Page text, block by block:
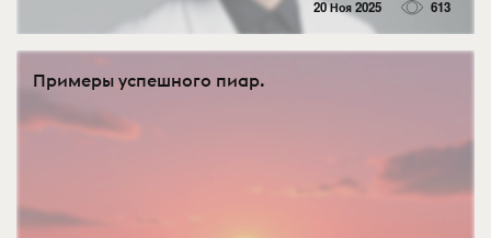
20 Ноя 2025 613
Примеры успешного пиар.